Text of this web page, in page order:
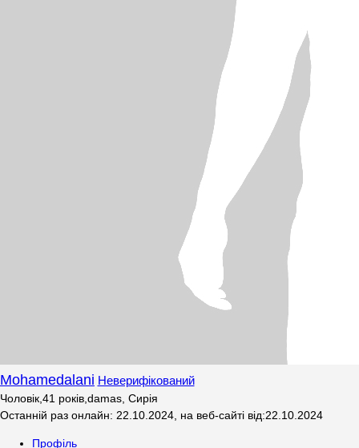
Mohamedalani Неверифікований
Чоловік 41 років damas, Сирія
Останній раз онлайн: 22.10.2024 на веб-сайті від:22.10.2024
Профіль